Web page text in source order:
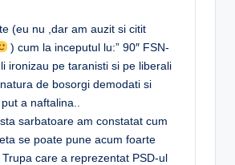
(eu nu ,dar am auzit si citit
) cum la inceputul lu:” 90″ FSN-
ironizau pe taranisti si pe liberali
de bosorgi demodati si
a naftalina..
sarbatoare am constatat cum
se poate pune acum foarte
care a reprezentat PSD-ul